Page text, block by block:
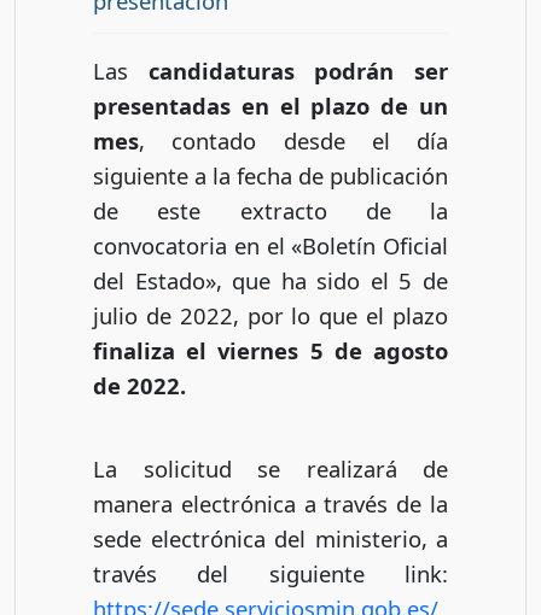
Las candidaturas podrán ser
presentadas en el plazo de un
mes, contado desde el día
siguiente a la fecha de publicación
de este extracto de la
convocatoria en el «Boletín Oficial
del Estado», que ha sido el 5 de
julio de 2022, por lo que el plazo
finaliza el viernes 5 de agosto
de 2022.
La solicitud se realizará de
manera electrónica a través de la
sede electrónica del ministerio, a
través del siguiente link:
https://sede.serviciosmin.gob.es/